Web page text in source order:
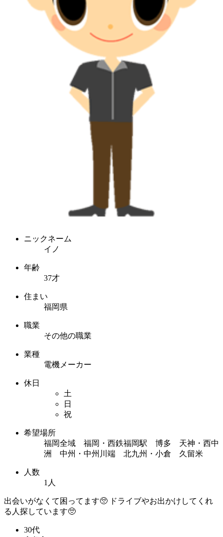
ニックネーム
イノ
年齢
37才
住まい
福岡県
職業
その他の職業
業種
電機メーカー
休日
土
日
祝
希望場所
福岡全域 福岡・西鉄福岡駅 博多 天神・西中
洲 中州・中州川端 北九州・小倉 久留米
人数
1人
出会いがなくて困ってます🥺 ドライブやお出かけしてくれ
る人探しています🥺
30代